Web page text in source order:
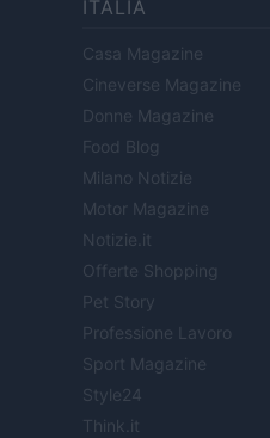
ITALIA
Casa Magazine
Cineverse Magazine
Donne Magazine
Food Blog
Milano Notizie
Motor Magazine
Notizie.it
Offerte Shopping
Pet Story
Professione Lavoro
Sport Magazine
Style24
Think.it